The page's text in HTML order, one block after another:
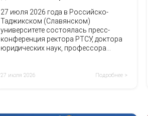
27 июля 2026 года в Российско-
Таджикском (Славянском)
университете состоялась пресс-
конференция ректора РТСУ, доктора
юридических наук, профессора
27 июля 2026 Подробнее >